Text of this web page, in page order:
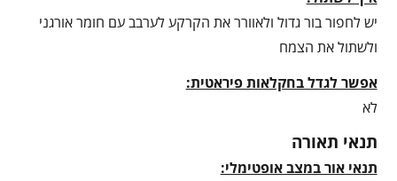
יש לחפור בור גדול ולאוורר את הקרקע לערבב עם חומר אורגני
ולשתול את הצמח
אפשר לגדל בחקלאות פיראטית:
לא
תנאי תאורה
תנאי אור במצב אופטימלי: